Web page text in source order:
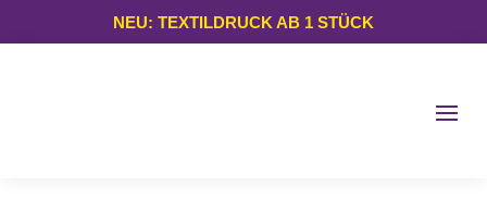
NEU: TEXTILDRUCK AB 1 STÜCK